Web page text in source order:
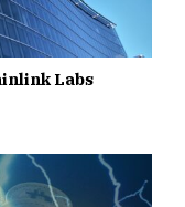
Labs